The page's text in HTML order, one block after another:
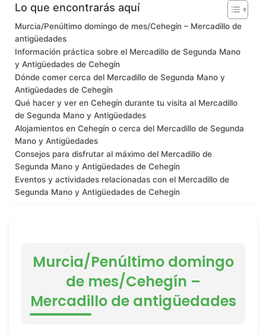
Lo que encontrarás aquí
Murcia/Penúltimo domingo de mes/Cehegín – Mercadillo de
antigüedades
Información práctica sobre el Mercadillo de Segunda Mano
y Antigüedades de Cehegín
Dónde comer cerca del Mercadillo de Segunda Mano y
Antigüedades de Cehegín
Qué hacer y ver en Cehegín durante tu visita al Mercadillo
de Segunda Mano y Antigüedades
Alojamientos en Cehegín o cerca del Mercadillo de Segunda
Mano y Antigüedades
Consejos para disfrutar al máximo del Mercadillo de
Segunda Mano y Antigüedades de Cehegín
Eventos y actividades relacionadas con el Mercadillo de
Segunda Mano y Antigüedades de Cehegín
Murcia/Penúltimo domingo
de mes/Cehegín –
Mercadillo de antigüedades